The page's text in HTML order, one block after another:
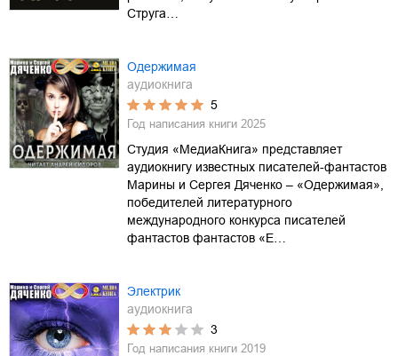
Струга…
Одержимая
аудиокнига
5
Год написания книги 2025
Студия «МедиаКнига» представляет
аудиокнигу известных писателей-фантастов
Марины и Сергея Дяченко – «Одержимая»,
победителей литературного
международного конкурса писателей
фантастов фантастов «Е…
Электрик
аудиокнига
3
Год написания книги 2019